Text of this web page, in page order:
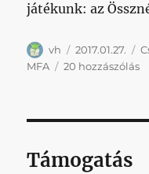
játékunk: az
Szerző
vh Közzétéve
2017.01.27.
MFA
20 hozzászólás
Támogatás